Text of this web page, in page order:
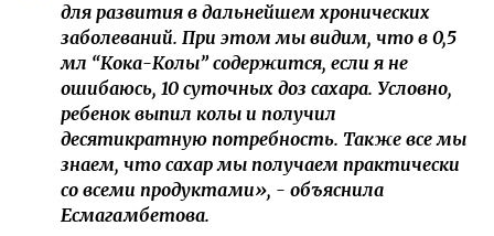
для развития в дальнейшем хронических
заболеваний. При этом мы видим, что в 0,5
мл “Кока-Колы” содержится, если я не
ошибаюсь, 10 суточных доз сахара. Условно,
ребенок выпил колы и получил
десятикратную потребность. Также все мы
знаем, что сахар мы получаем практически
со всеми продуктами», - объяснила
Есмагамбетова.